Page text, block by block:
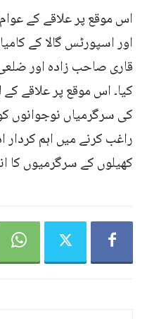
اس موقع پر علاقے کے
اور اسپورٹس گالا کے
قاری صاحب زادہ اور
کیا۔ اس موقع پر علاقے
کی سرگرمیاں نوجوانوں
راغب کرنے میں اہم
کھیلوں کے سرگرمیوں کا